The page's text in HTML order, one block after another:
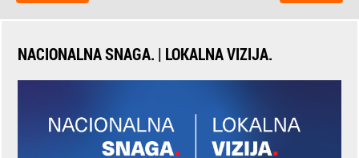
NACIONALNA SNAGA. | LOKALNA VIZIJA.